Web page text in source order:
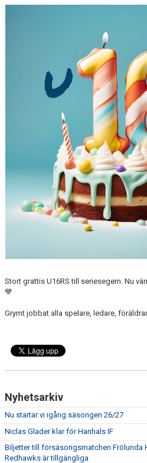
PARTNERBROSCHYR
KLUBBEN
Stort grattis U16RS till seriesegern. Nu
💙
Grymt jobbat alla spelare, ledare,
Nyhetsarkiv
Nu startar vi igång säsongen 26/27
Niclas Glader klar för Hanhals IF
Biljetter till försäsongsmatchen Frölunda
Redhawks är tillgängliga